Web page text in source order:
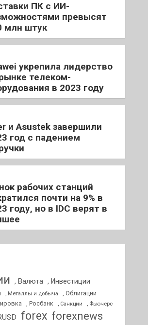
ПК с ИИ-
превысят
млн штук
укрепила лидерство
телеком-
в 2023 году
и Asustek завершили
год с падением
рабочих станций
почти на 9% в
году, но в IDC верят в
, Валюта , Инвестиции
, Металлы и добыча , Облигации
, Росбанк , Санкции , Фьючерс
forex forexnews